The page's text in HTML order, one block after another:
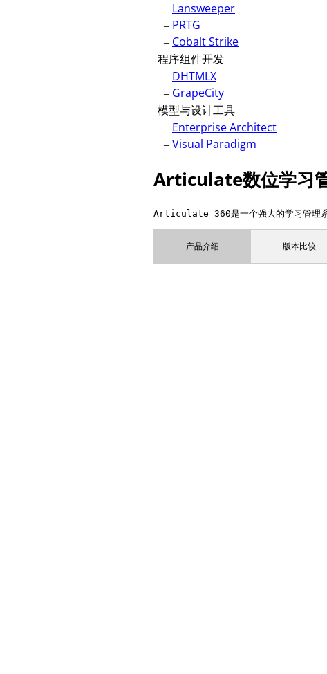
– Lansweeper
– PRTG
– Cobalt Strike
程序组件开发
– DHTMLX
– GrapeCity
模型与设计工具
– Enterprise Architect
–Visual Paradigm
Articulate数位学习
Articulate 360是一个强大的学习管理
产品介绍 版本比较